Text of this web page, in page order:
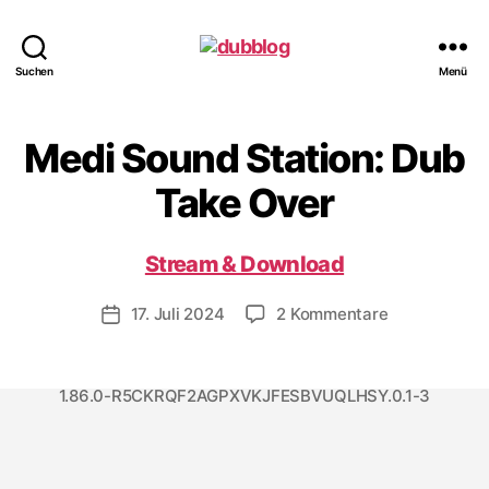
Suchen Menü
Medi Sound Station: Dub
Take Over
Stream & Download
Veröffentlichungsdatum
17. Juli 2024 2 Kommentarezu
Station:
Dub
1.86.0-R5CKRQF2AGPXVKJFESBVUQLHSY.0.1-3